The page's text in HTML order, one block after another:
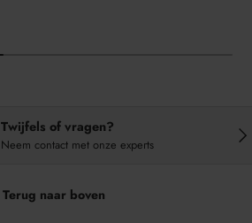
Twijfels of vragen?
Neem contact met onze experts
Terug naar boven